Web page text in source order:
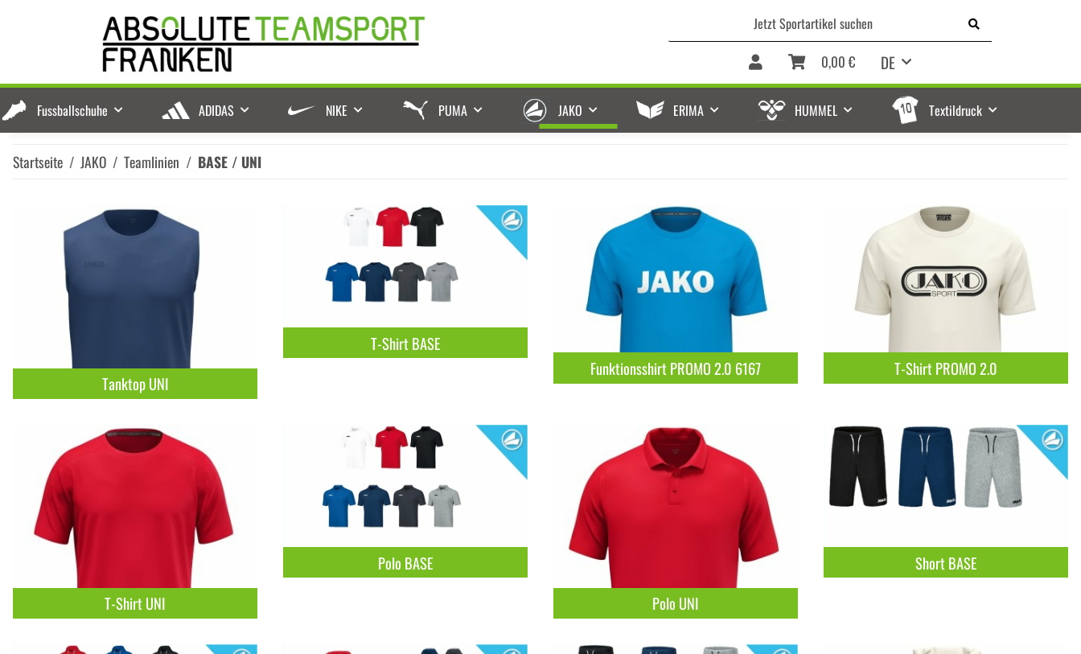
DE
0,00 €
Fussballschuhe ADIDAS NIKE PUMA JAKO ERIMA HUMMEL Textildruck
Startseite JAKO Teamlinien BASE / UNI
Tanktop UNI
T-Shirt BASE
Funktionsshirt PROMO 2.0 6167
T-Shirt PROMO 2.0
T-Shirt UNI
Polo BASE
Polo UNI
Short BASE